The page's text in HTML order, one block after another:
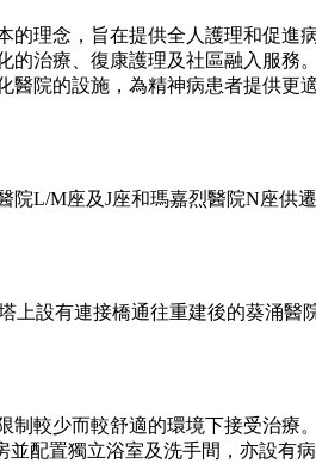
理念，旨在提供全人護理和促進
治療、復康護理及社區融入服務
院的設施，為精神病患者提供更
L/M座及J座和瑪嘉烈醫院N座供
上設有連接橋通往重建後的葵涌醫
較少而較舒適的環境下接受治療
配置獨立浴室及洗手間，亦設有